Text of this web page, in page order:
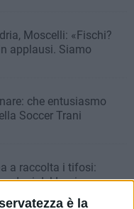
è la
Moscelli: «Fischi?
applausi. Siamo
che entusiasmo
Soccer Trani
a raccolta i tifosi:
del Lapi»